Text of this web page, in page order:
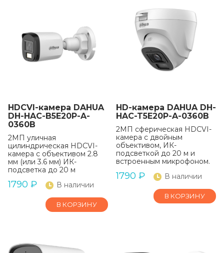
HDCVI-камера DAHUA
DH-HAC-B5E20P-A-
0360B
2МП уличная
цилиндрическая HDCVI-
камера с объективом 2.8
мм (или 3.6 мм) ИК-
подсветка до 20 м
1790 ₽ В наличии
В КОРЗИНУ
HD-камера DAHUA DH-
HAC-T5E20P-A-0360B
2МП сферическая HDCVI-
камера с двойным
объективом, ИК-
подсветкой до 20 м и
встроенным микрофоном.
1790 ₽ В наличии
В КОРЗИНУ